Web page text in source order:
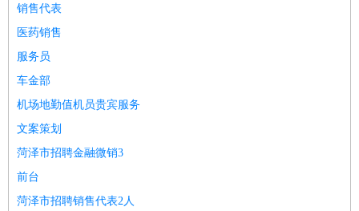
销售代表
医药销售
服务员
车金部
机场地勤值机员贵宾服务
文案策划
菏泽市招聘金融微销3
前台
菏泽市招聘销售代表2人